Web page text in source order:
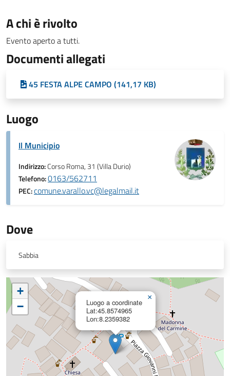
A chi è rivolto
Evento aperto a tutti.
Documenti allegati
45 FESTA ALPE CAMPO (141,17 KB)
Luogo
Il Municipio
Indirizzo:Corso Roma, 31 (Villa Durio)
Telefono:0163/562711
PEC:comune.varallo.vc@legalmail.it
Dove
Sabbia
Luogo a coordinate
Lat:45.8574965
Lon:8.2359382
×
+
−